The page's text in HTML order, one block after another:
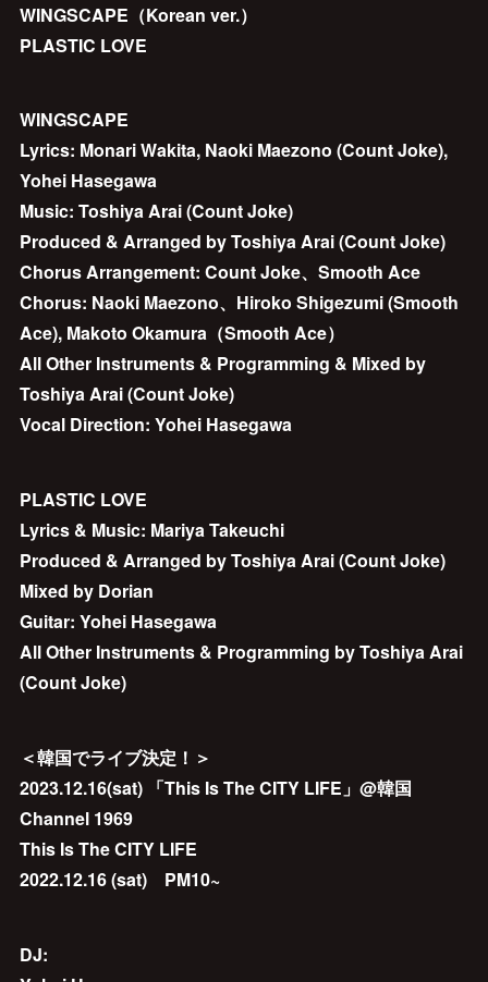
WINGSCAPE（Korean ver.）
PLASTIC LOVE
WINGSCAPE
Lyrics: Monari Wakita, Naoki Maezono (Count Joke),
Yohei Hasegawa
Music: Toshiya Arai (Count Joke)
Produced & Arranged by Toshiya Arai (Count Joke)
Chorus Arrangement: Count Joke、Smooth Ace
Chorus: Naoki Maezono、Hiroko Shigezumi (Smooth
Ace), Makoto Okamura（Smooth Ace）
All Other Instruments & Programming & Mixed by
Toshiya Arai (Count Joke)
Vocal Direction: Yohei Hasegawa
PLASTIC LOVE
Lyrics & Music: Mariya Takeuchi
Produced & Arranged by Toshiya Arai (Count Joke)
Mixed by Dorian
Guitar: Yohei Hasegawa
All Other Instruments & Programming by Toshiya Arai
(Count Joke)
＜韓国でライブ決定！＞
2023.12.16(sat) 「This Is The CITY LIFE」@韓国
Channel 1969
This Is The CITY LIFE
2022.12.16 (sat) PM10~
DJ: